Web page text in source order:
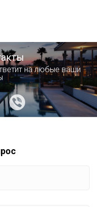
на любые ваши